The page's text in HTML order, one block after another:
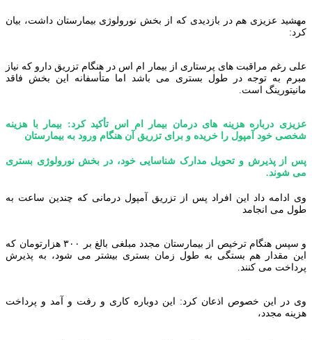
مهشید عزیزی هم در بازدیدی که از بخش نورولوژی بیمارستان داشت، بیان
کرد:
علی رغم مراقبت های پرستاری از بیمار ام اس در هنگام تزریق دارو که نیاز
مبرم به توجه در طول بستری می باشد اما متأسفانه این بخش فاقد
مانیتورینگ است.
عزیزی درباره هزینه های درمان بیمار ام اس تأکید کرد: بیمار با هزینه
شخصی خود آمپول را خریده و برای تزریق آن هنگام ورود به بیمارستان
پس از پذیرش و تحویل مدارک شناسایی خود، در بخش نورولوژی بستری
می شوند.
وی ادامه داد این افراد پس از تزریق آمپول درمانی که چندین ساعت به
طول می انجامد
و سپس هنگام ترخیص از بیمارستان مجدد مبلغی بالغ بر ۳۰۰ هزارتومان که
این مقدار هم بستگی به طول زمان بستری بیشتر می شود، به پذیرش
پرداخت می کنند.
وی در این خصوص اذعان کرد: این دوباره کاری و رفت و آمد و پرداخت
هزینه مجدد،